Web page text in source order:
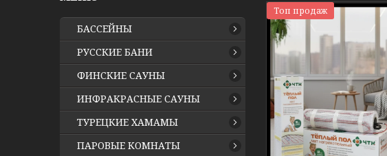
Топ продаж
БАССЕЙНЫ
РУССКИЕ БАНИ
ФИНСКИЕ САУНЫ
ИНФРАКРАСНЫЕ САУНЫ
ТУРЕЦКИЕ ХАМАМЫ
ПАРОВЫЕ КОМНАТЫ